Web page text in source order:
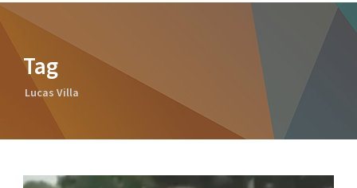
Tag
Lucas Villa